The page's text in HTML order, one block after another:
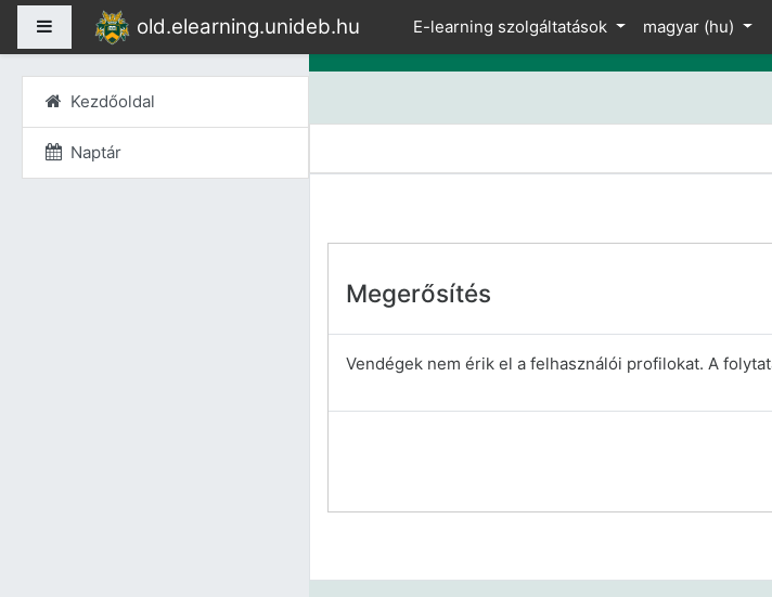
Oldalpanel old.elearning.unideb.hu E-learning szolgáltatások magyar ‎(hu)‎
Megerősítés
Vendégek nem érik el a felhasználói profilokat. A
Kezdőoldal
Naptár